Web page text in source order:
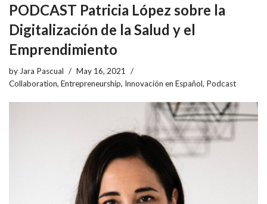
PODCAST Patricia López sobre la
Digitalización de la Salud y el
Emprendimiento
by Jara Pascual
May 16, 2021
Collaboration, Entrepreneurship, Innovación en Español, Podcast